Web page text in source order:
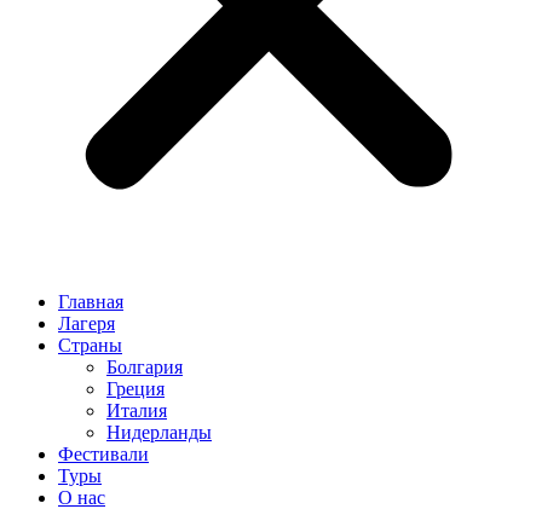
Главная
Лагеря
Страны
Болгария
Греция
Италия
Нидерланды
Фестивали
Туры
О нас